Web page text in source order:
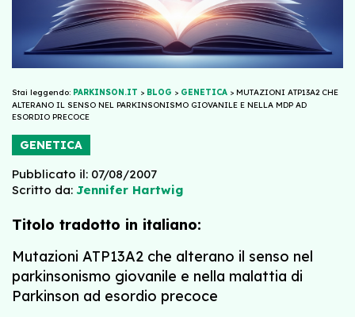
Stai leggendo: PARKINSON.IT > BLOG > GENETICA > MUTAZIONI ATP13A2 CHE
ALTERANO IL SENSO NEL PARKINSONISMO GIOVANILE E NELLA MDP AD
ESORDIO PRECOCE
GENETICA
Pubblicato il: 07/08/2007
Scritto da: Jennifer Hartwig
Titolo tradotto in italiano:
Mutazioni ATP13A2 che alterano il senso nel
parkinsonismo giovanile e nella malattia di
Parkinson ad esordio precoce